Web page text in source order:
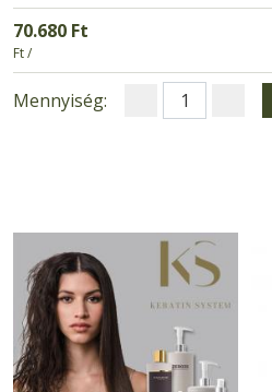
70.680 Ft
Ft /
Mennyiség: